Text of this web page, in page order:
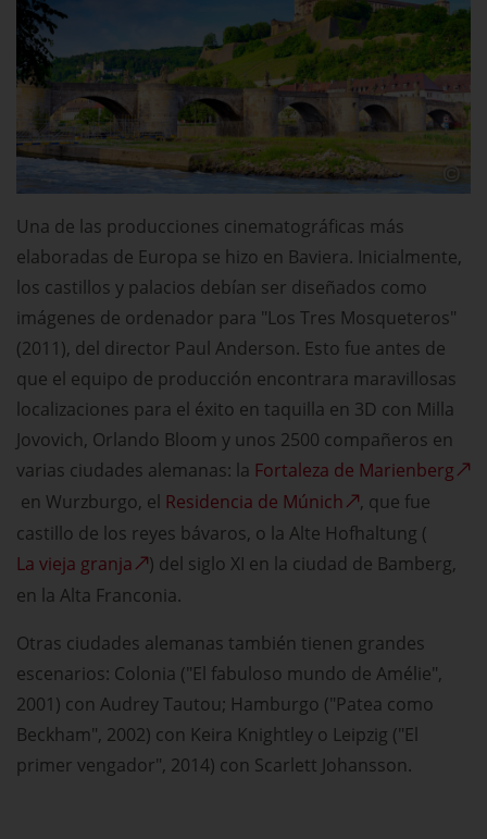
Una de las producciones cinematográficas más
elaboradas de Europa se hizo en Baviera. Inicialmente,
los castillos y palacios debían ser diseñados como
imágenes de ordenador para "Los Tres Mosqueteros"
(2011), del director Paul Anderson. Esto fue antes de
que el equipo de producción encontrara maravillosas
localizaciones para el éxito en taquilla en 3D con Milla
Jovovich, Orlando Bloom y unos 2500 compañeros en
varias ciudades alemanas: la Fortaleza de Marienberg
en Wurzburgo, el Residencia de Múnich
, que fue
castillo de los reyes bávaros, o la Alte Hofhaltung (
La vieja granja
) del siglo XI en la ciudad de Bamberg,
en la Alta Franconia.
Otras ciudades alemanas también tienen grandes
escenarios: Colonia ("El fabuloso mundo de Amélie",
2001) con Audrey Tautou; Hamburgo ("Patea como
Beckham", 2002) con Keira Knightley o Leipzig ("El
primer vengador", 2014) con Scarlett Johansson.